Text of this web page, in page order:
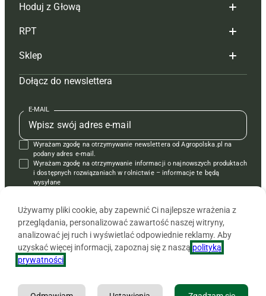
Redakcja
Reklama
Tagi
Mapa serwisu
Kontakt
Regulamin
Polityka prywatności
Hoduj z Głową
Hoduj z głową bydło
Hoduj z głową świnie
Prenumerata
Redakcja
Kontakt
Reklama
RPT
Redakcja
Prenumerata
Reklama
Kontakt
Krzyżówki
Sklep
Czasopisma i prenumerata
Książki
Regulamin
Dołącz do newslettera
E-MAIL
Wyrażam zgodę na otrzymywanie newslettera od Agropolska.pl na
podany adres e-mail.
Wyrażam zgodę na otrzymywanie informacji o najnowszych produktach
i dostępnych rozwiązaniach w rolnictwie – informacje te będą
wysyłane
Używamy pliki cookie, aby zapewnić Ci najlepsze wrażenia z
przeglądania, personalizować zawartość naszej witryny,
analizować jej ruch i wyświetlać odpowiednie reklamy. Aby
uzyskać więcej informacji, zapoznaj się z naszą polityką
prywatności